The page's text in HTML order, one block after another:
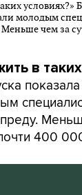
в таких
400